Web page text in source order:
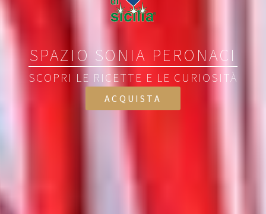
SPAZIO SONIA PERONACI
SCOPRI LE RICETTE E LE CURIOSITÀ
ACQUISTA